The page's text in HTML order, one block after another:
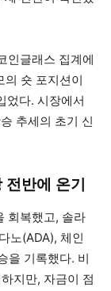
인글래스 집계에
숏 포지션이
었다. 시장에서
추세의 초기 신
반에 온기
회복했고, 솔라
노(ADA), 체인
을 기록했다. 비
지만, 자금이 점